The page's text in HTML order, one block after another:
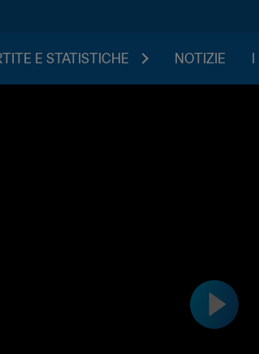
E STATISTICHE NOTIZIE